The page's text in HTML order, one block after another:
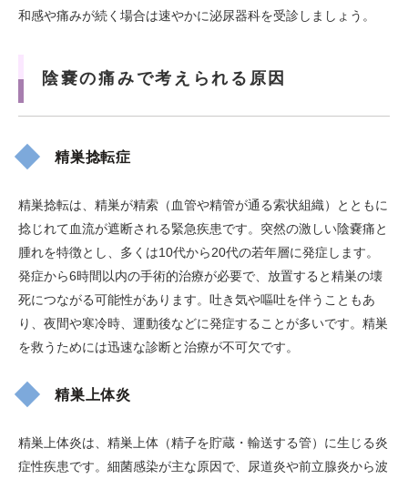
和感や痛みが続く場合は速やかに泌尿器科を受診しましょう。
陰嚢の痛みで考えられる原因
精巣捻転症
精巣捻転は、精巣が精索（血管や精管が通る索状組織）とともに
捻じれて血流が遮断される緊急疾患です。突然の激しい陰嚢痛と
腫れを特徴とし、多くは10代から20代の若年層に発症します。
発症から6時間以内の手術的治療が必要で、放置すると精巣の壊
死につながる可能性があります。吐き気や嘔吐を伴うこともあ
り、夜間や寒冷時、運動後などに発症することが多いです。精巣
を救うためには迅速な診断と治療が不可欠です。
精巣上体炎
精巣上体炎は、精巣上体（精子を貯蔵・輸送する管）に生じる炎
症性疾患です。細菌感染が主な原因で、尿道炎や前立腺炎から波